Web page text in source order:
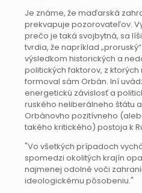
Je známe, že maďarská
prekvapuje pozorovateľov.
prečo je taká svojbytná, sa
tvrdia, že napríklad
výsledkom historických a
politických faktorov, z ktorých
formoval sám Orbán. Iní
energetickú závislosť a
ruského neliberálneho štátu
Orbánovho pozitívneho
takého kritického) postoja k
Vo všetkých prípadoch
spomedzi okolitých krajín
najmenej odolné voči
ideologickému pôsobeniu.